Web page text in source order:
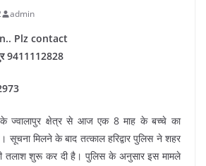
admin
Plz contact
9411112828
के ज्वालापुर क्षेत्र से आज एक 8 माह के बच्चे का
सूचना मिलने के बाद तत्काल हरिद्वार पुलिस ने शहर
तलाश शुरू कर दी है। पुलिस के अनुसार इस मामले